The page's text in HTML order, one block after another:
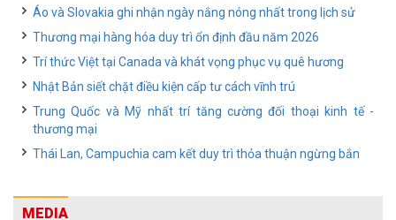
Áo và Slovakia ghi nhận ngày nắng nóng nhất trong lịch sử
Thương mại hàng hóa duy trì ổn định đầu năm 2026
Trí thức Việt tại Canada và khát vọng phục vụ quê hương
Nhật Bản siết chặt điều kiện cấp tư cách vĩnh trú
Trung Quốc và Mỹ nhất trí tăng cường đối thoại kinh tế -
thương mại
Thái Lan, Campuchia cam kết duy trì thỏa thuận ngừng bắn
MEDIA